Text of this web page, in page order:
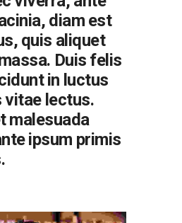
diam est
quis aliquet
Duis felis
in luctus
vitae lectus.
malesuada
ipsum primis